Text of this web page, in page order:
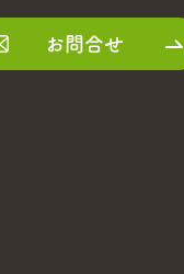
お問合せ